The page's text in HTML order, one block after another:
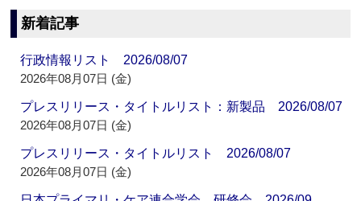
新着記事
行政情報リスト 2026/08/07
2026年08月07日 (金)
プレスリリース・タイトルリスト：新製品 2026/08/07
2026年08月07日 (金)
プレスリリース・タイトルリスト 2026/08/07
2026年08月07日 (金)